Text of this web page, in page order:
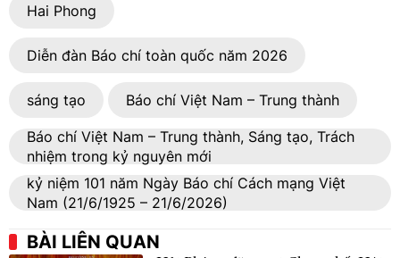
Hai Phong
Diễn đàn Báo chí toàn quốc năm 2026
sáng tạo Báo chí Việt Nam – Trung thành
Báo chí Việt Nam – Trung thành, Sáng tạo, Trách
nhiệm trong kỷ nguyên mới
kỷ niệm 101 năm Ngày Báo chí Cách mạng Việt
Nam (21/6/1925 – 21/6/2026)
BÀI LIÊN QUAN